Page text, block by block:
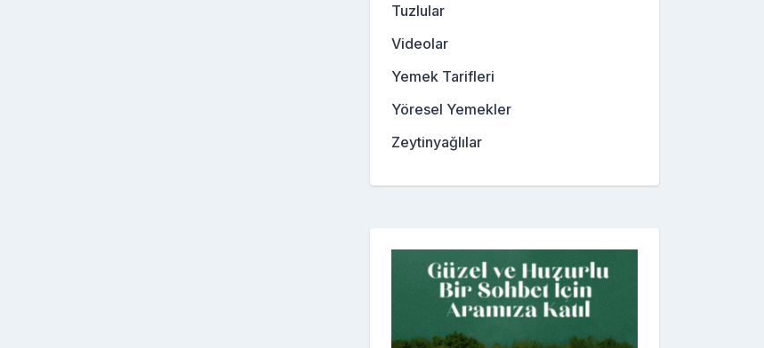
Tuzlular
Videolar
Yemek Tarifleri
Yöresel Yemekler
Zeytinyağlılar